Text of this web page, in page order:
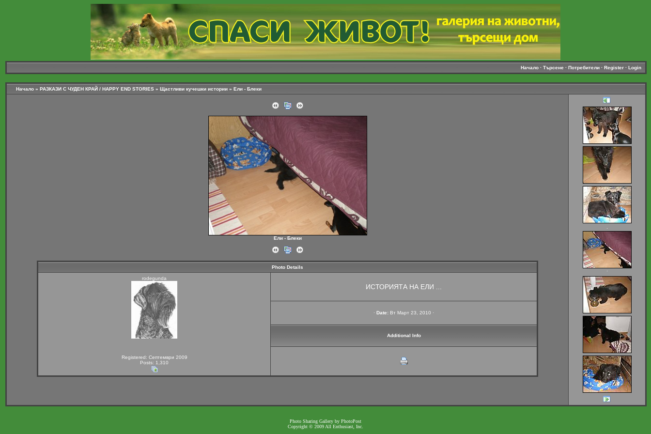
Начало · Търсене · Потребители · Register · Login
Начало» РАЗКАЗИ С ЧУДЕН КРАЙ / HAPPY END STORIES» Щастливи кучешки истории» Ели - Блеки
Ели - Блеки
Photo Details
rodegunda
Registered: Септември 2009
Posts: 1,310
ИСТОРИЯТА НА ЕЛИ ...
· Date: Вт Март 23, 2010 ·
Additional Info
·
·
Photo Sharing Gallery by PhotoPost
Copyright © 2009 All Enthusiast, Inc.